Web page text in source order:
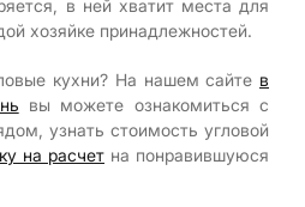
в ней хватит места для
хозяйке принадлежностей.
кухни? На нашем сайте в
вы можете ознакомиться с
узнать стоимость угловой
на расчет на понравившуюся